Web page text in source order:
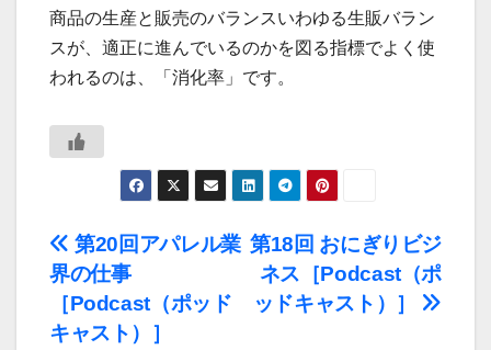
商品の生産と販売のバランスいわゆる生販バラン
スが、適正に進んでいるのかを図る指標でよく使
われるのは、「消化率」です。
投
稿
第18回 おにぎりビジ
ネス［Podcast（ポ
ッドキャスト）］
第20回アパレル業
界の仕事
［Podcast（ポッド
キャスト）］